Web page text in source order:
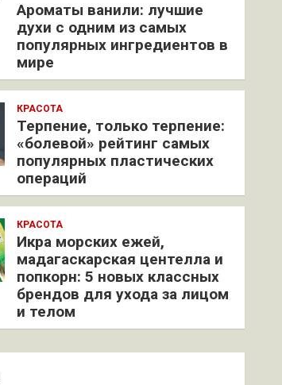
Ароматы ванили: лучшие
духи с одним из самых
популярных ингредиентов в
мире
КРАСОТА
Терпение, только терпение:
«болевой» рейтинг самых
популярных пластических
операций
КРАСОТА
Икра морских ежей,
мадагаскарская центелла и
попкорн: 5 новых классных
брендов для ухода за лицом
и телом